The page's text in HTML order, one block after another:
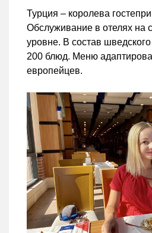
Турция – королева
Обслуживание в отелях на
уровне. В состав
200 блюд. Меню
европейцев.